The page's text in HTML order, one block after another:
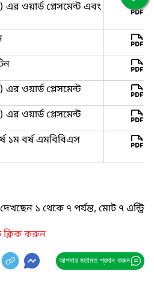
ওয়ার্ড প্লেসমেন্ট এবং
ওয়ার্ড প্লেসমেন্ট
এর ওয়ার্ড প্লেসমেন্ট
১ম বর্ষ এমবিবিএস
দেখছেন ১ থেকে ৭ পর্যন্ত, মোট ৭ এন্ট্রি
ক্লিক করুন
আপনার মতামত প্রদান করুন